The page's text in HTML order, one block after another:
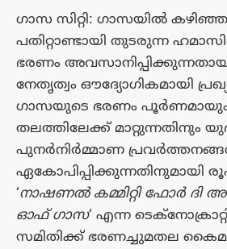
ഗാസ സിറ്റി: ഗാസയിൽ
പതിറ്റാണ്ടായി തുടരുന്ന
ഭരണം
നേതൃത്വം ഔദ്യോഗികമായി
ഗാസയുടെ ഭരണം പൂർണമായും
തലത്തിലേക്ക് മാറ്റുന്നതിനും
പുനർനിർമ്മാണ
ഏകോപിപ്പിക്കുന്നതിനുമായി
‘നാഷണൽ കമ്മിറ്റി ഫോർ ദി
ഓഫ് ഗാസ‘ എന്ന
സമിതിക്ക് ഭരണച്ചുമതല